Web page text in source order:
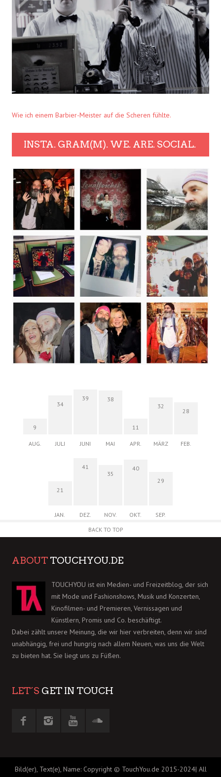
Wie ich einem Barbier-Meister auf die Scheren fühlte.
INSTA. GRAM(M). WE. ARE. SOCIAL.
9
AUG.
34
JULI
39
JUNI
38
MAI
11
APR.
32
MÄRZ
28
FEB.
21
JAN.
41
DEZ.
35
NOV.
40
OKT.
29
SEP.
BACK TO TOP
ABOUT TOUCHYOU.DE
TOUCHYOU ist ein Medien- und Freizeitblog, der sich
mit Mode und Fashionshows, Musik und Konzerten,
Kinofilmen- und Premieren, Vernissagen und
Künstlern, Promis und Co. beschäftigt.
Dabei zählt unsere Meinung, die wir hier verbreiten, denn wir sind
unabhängig, frei und hungrig nach allem Neuen, was uns die Welt
zu bieten hat. Sie liegt uns zu Füßen.
LET´S GET IN TOUCH
Bild(er), Text(e), Name: Copyright © TouchYou.de 2015-2024| All